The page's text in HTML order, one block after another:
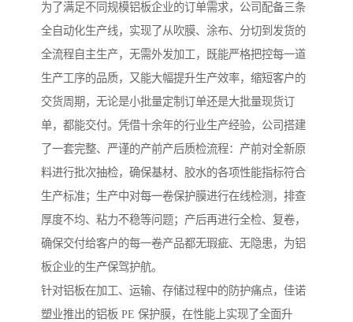
为了满足不同规模铝板企业的订单需求，公司配备三条
全自动化生产线，实现了从吹膜、涂布、分切到发货的
全流程自主生产，无需外发加工，既能严格把控每一道
生产工序的品质，又能大幅提升生产效率，缩短客户的
交货周期，无论是小批量定制订单还是大批量现货订
单，都能交付。凭借十余年的行业生产经验，公司搭建
了一套完整、严谨的产前产后质检流程：产前对全新原
料进行批次抽检，确保基材、胶水的各项性能指标符合
生产标准；生产中对每一卷保护膜进行在线检测，排查
厚度不均、粘力不稳等问题；产后再进行全检、复卷，
确保交付给客户的每一卷产品都无瑕疵、无隐患，为铝
板企业的生产保驾护航。
针对铝板在加工、运输、存储过程中的防护痛点，佳诺
塑业推出的铝板 PE 保护膜，在性能上实现了全面升